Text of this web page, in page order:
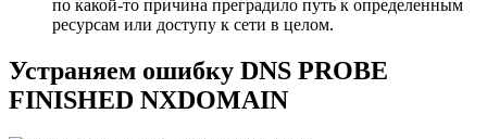
по какой-то причина преградило путь к определенным
ресурсам или доступу к сети в целом.
Устраняем ошибку DNS PROBE
FINISHED NXDOMAIN